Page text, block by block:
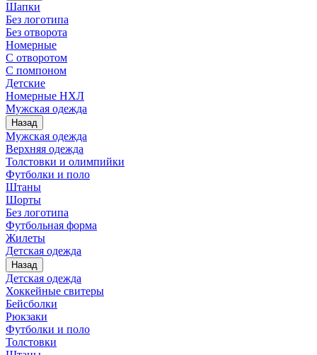
Шапки
Без логотипа
Без отворота
Номерные
С отворотом
С помпоном
Детские
Номерные НХЛ
Мужская одежда
Назад
Мужская одежда
Верхняя одежда
Толстовки и олимпийки
Футболки и поло
Штаны
Шорты
Без логотипа
Футбольная форма
Жилеты
Детская одежда
Назад
Детская одежда
Хоккейные свитеры
Бейсболки
Рюкзаки
Футболки и поло
Толстовки